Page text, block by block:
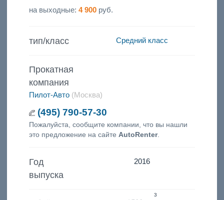
на выходные: 4 900руб.
тип/класс Средний класс
Прокатная
компания
Пилот-Авто(Москва)
(495) 790-57-30
Пожалуйста, сообщите компании, что вы нашли
это предложение на сайте AutoRenter.
Год
выпуска
2016
3